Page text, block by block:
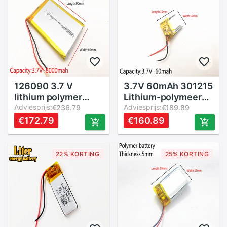
126090 3.7 V
lithium polymer
8000 mah DIY
mobiele
noodstroom
Adviesprijs:€236.79
€172.79
3.7V 60mAh 301215
Lithium-polymeer
LiPo Oplaadbare
Batterij ion cellen
Voor Mp3 Mp4 Mp5
DIY PAD DVD E-
Book bluetooth
Adviesprijs:€189.89
€160.89
22% KORTING 25% KORTING